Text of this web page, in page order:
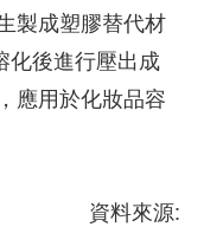
製成塑膠替代材
化後進行壓出成
應用於化妝品容
資料來源: